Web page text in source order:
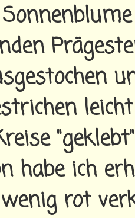
habe ich
rot